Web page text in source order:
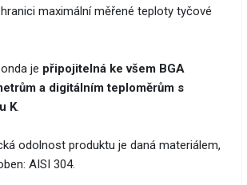
maximální měřené teploty tyčové
je připojitelná ke všem BGA
a digitálním teploměrům s
K.
odolnost produktu je daná materiálem,
AISI 304.